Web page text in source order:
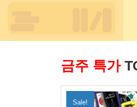
금주 특가
Sale!